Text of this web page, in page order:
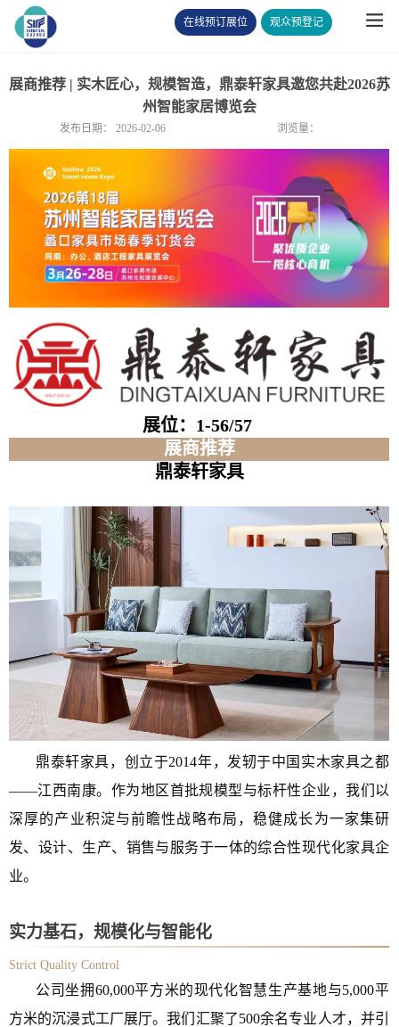
观众预登记
在线预订展位
展商推荐 | 实木匠心，规模智造，鼎泰轩家具邀您共赴2026苏
州智能家居博览会
发布日期： 2026-02-06 浏览量：
展位：1-56/57
展商推荐
鼎泰轩家具
鼎泰轩家具，创立于2014年，发轫于中国实木家具之都
——江西南康。作为地区首批规模型与标杆性企业，我们以
深厚的产业积淀与前瞻性战略布局，稳健成长为一家集研
发、设计、生产、销售与服务于一体的综合性现代化家具企
业。
实力基石，规模化与智能化
Strict Quality Control
公司坐拥60,000平方米的现代化智慧生产基地与5,000平
方米的沉浸式工厂展厅。我们汇聚了500余名专业人才，并引